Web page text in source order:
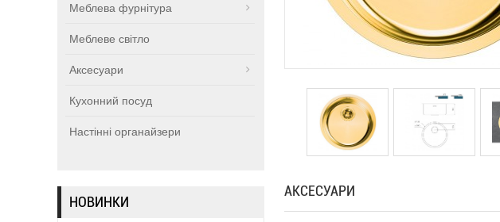
Меблева фурнітура
Меблеве світло
Аксесуари
Кухонний посуд
Настінні органайзери
НОВИНКИ
АКСЕСУАРИ